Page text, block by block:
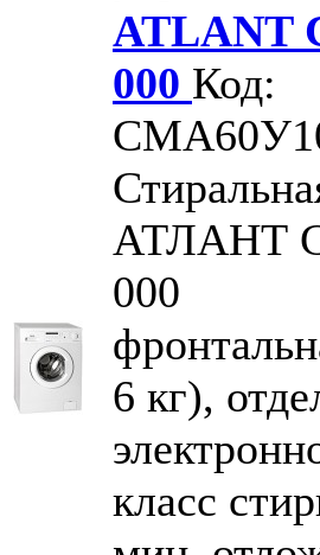
ATLANT
000 Код:
АТЛАНТ
000
6 кг),
класс